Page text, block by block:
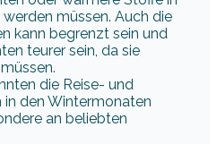
müssen. Auch die
kann begrenzt sein und
teurer sein, da sie
die Reise- und
den Wintermonaten
an beliebten